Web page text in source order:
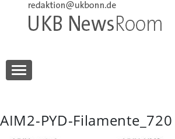
AIM2-PYD-Filamente_720